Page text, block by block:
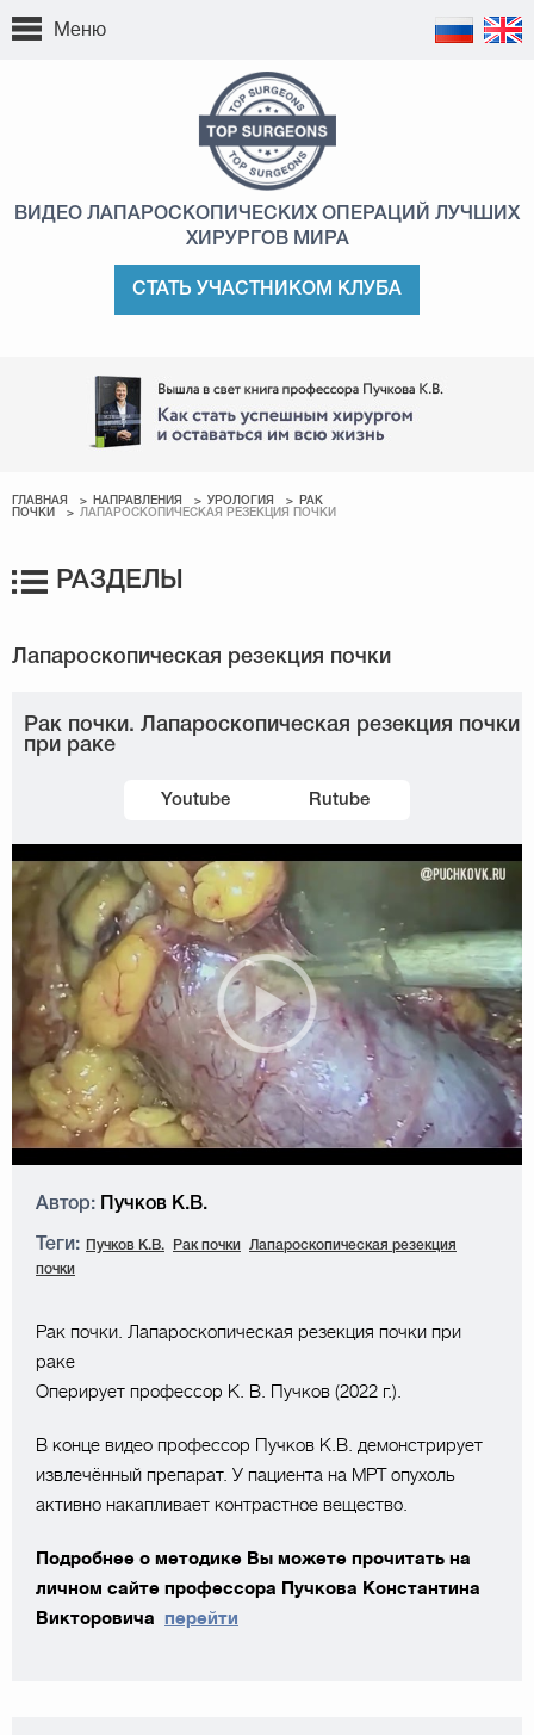
Меню
ВИДЕО ЛАПАРОСКОПИЧЕСКИХ ОПЕРАЦИЙ ЛУЧШИХ
ХИРУРГОВ МИРА
СТАТЬ УЧАСТНИКОМ КЛУБА
ГЛАВНАЯ НАПРАВЛЕНИЯ УРОЛОГИЯ
РАК
ПОЧКИ
ЛАПАРОСКОПИЧЕСКАЯ РЕЗЕКЦИЯ ПОЧКИ
РАЗДЕЛЫ
Рак почки. Лапароскопическая резекция почки
при раке
Youtube Rutube
Автор: Пучков К.В.
Теги: Пучков К.В. Рак почки
Лапароскопическая резекция
почки
Рак почки. Лапароскопическая резекция почки при
раке
Оперирует профессор К. В. Пучков (2022 г.).
В конце видео профессор Пучков К.В. демонстрирует
извлечённый препарат. У пациента на МРТ опухоль
активно накапливает контрастное вещество.
Подробнее о методике Вы можете прочитать на
личном сайте профессора Пучкова Константина
Викторовича перейти